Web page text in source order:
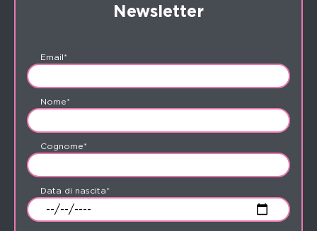
Newsletter
Email*
Nome*
Cognome*
Data di nascita*